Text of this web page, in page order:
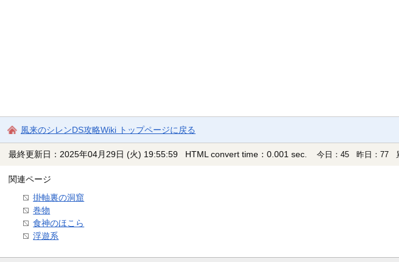
風来のシレンDS攻略Wiki トップページに戻る
最終更新日：2025年04月29日 (火) 19:55:59 HTML convert time：0.001 sec. 今日：45 昨日：77
関連ページ
掛軸裏の洞窟
巻物
食神のほこら
浮遊系